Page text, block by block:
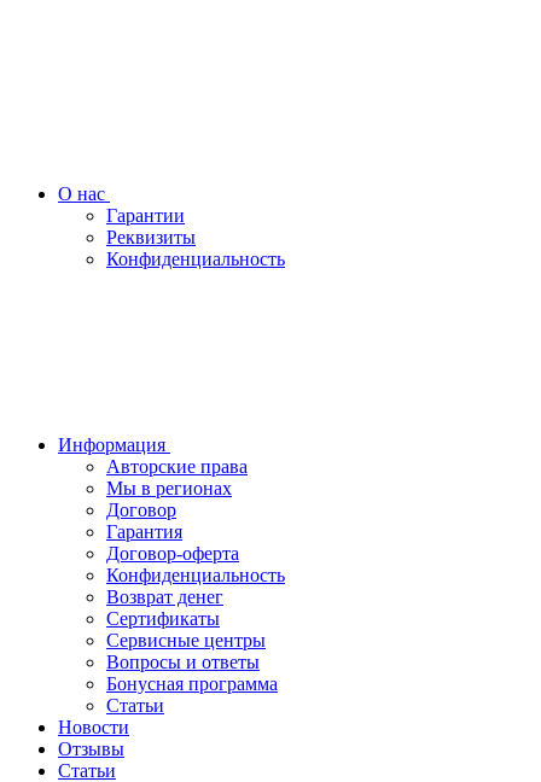
О нас
Гарантии
Реквизиты
Конфиденциальность
Информация
Авторские права
Мы в регионах
Договор
Гарантия
Договор-оферта
Конфиденциальность
Возврат денег
Сертификаты
Сервисные центры
Вопросы и ответы
Бонусная программа
Статьи
Новости
Отзывы
Статьи